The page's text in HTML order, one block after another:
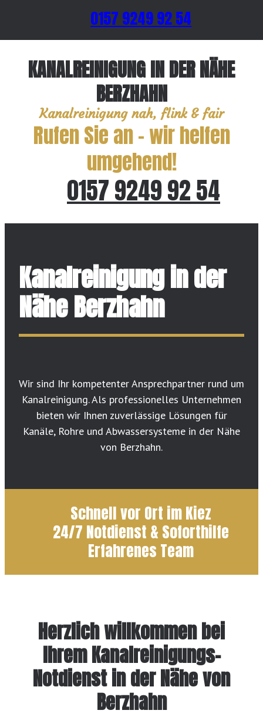
0157 9249 92 54
KANALREINIGUNG IN DER NÄHE
BERZHAHN
Kanalreinigung nah, flink & fair
Rufen Sie an – wir helfen
umgehend!
0157 9249 92 54
Kanalreinigung in der
Nähe Berzhahn
Wir sind Ihr kompetenter Ansprechpartner rund um
Kanalreinigung. Als professionelles Unternehmen
bieten wir Ihnen zuverlässige Lösungen für
Kanäle, Rohre und Abwassersysteme in der Nähe
von Berzhahn.
Schnell vor Ort im Kiez
24/7 Notdienst & Soforthilfe
Erfahrenes Team
Herzlich willkommen bei
Ihrem Kanalreinigungs-
Notdienst in der Nähe von
Berzhahn